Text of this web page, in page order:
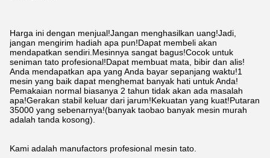
Harga ini dengan menjual!Jangan menghasilkan uang!Jadi,
jangan mengirim hadiah apa pun!Dapat membeli akan
mendapatkan sendiri.Mesinnya sangat bagus!Cocok untuk
seniman tato profesional!Dapat membuat mata, bibir dan alis!
Anda mendapatkan apa yang Anda bayar sepanjang waktu!1
mesin yang baik dapat menghemat banyak hati untuk Anda!
Pemakaian normal biasanya 2 tahun tidak akan ada masalah
apa!Gerakan stabil keluar dari jarum!Kekuatan yang kuat!Putaran
35000 yang sebenarnya!(banyak taobao banyak mesin murah
adalah tanda kosong).
Kami adalah manufactors profesional mesin tato.